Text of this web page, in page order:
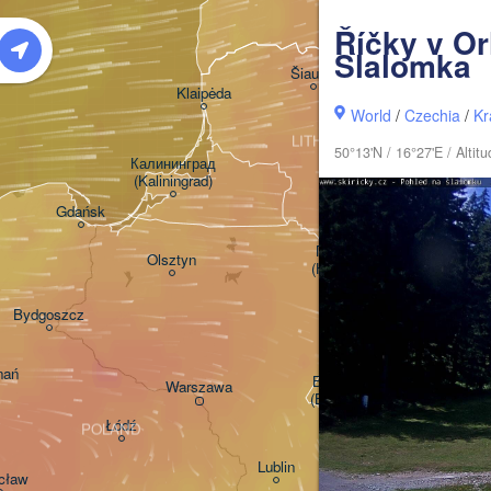
Říčky v
Slalomka
World /Czechia /
50°13'N / 16°27'E /
Warszawa
Łódź
Olsztyn
Klaipėda
Gdańsk
Калининград
(Kaliningrad)
Bydgoszcz
POLAND
Šiauliai
Vilnius
Баранавічы
(Baranavičy)
Пінск
(Pinsk)
Гродна
(Hrodna)
Lublin
Брэст
(Brest)
LITHUANIA